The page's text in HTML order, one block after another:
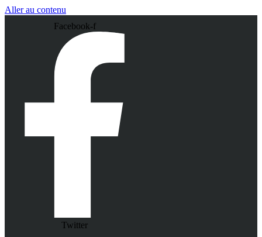
Aller au contenu
Facebook-f
Twitter